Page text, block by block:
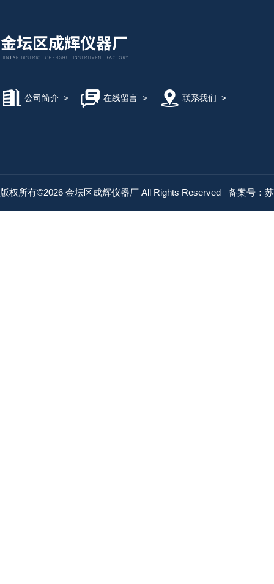
公司简介 > 在线留言> 联系我们 >
版权所有©2026 金坛区成辉仪器厂 All Rights Reserved 备案号：